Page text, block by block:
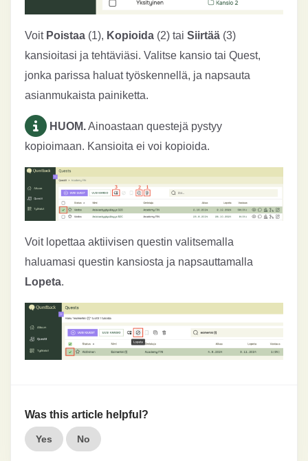
Voit Poistaa (1), Kopioida (2) tai Siirtää (3)
kansioitasi ja tehtäviäsi. Valitse kansio tai Quest,
jonka parissa haluat työskennellä, ja napsauta
asianmukaista painiketta.
HUOM.Ainoastaan questejä pystyy
kopioimaan. Kansioita ei voi kopioida.
Voit lopettaa aktiivisen questin valitsemalla
haluamasi questin kansiosta ja napsauttamalla
Lopeta.
Was this article helpful?
Yes No